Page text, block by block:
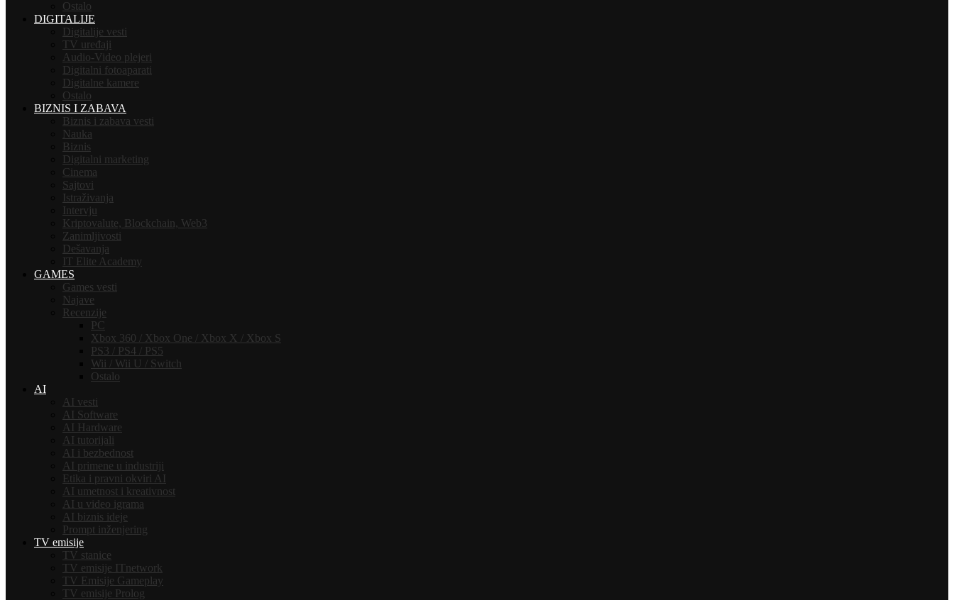
Ostalo
DIGITALIJE
Digitalije vesti
TV uređaji
Audio-Video plejeri
Digitalni fotoaparati
Digitalne kamere
Ostalo
BIZNIS I ZABAVA
Biznis i zabava vesti
Nauka
Biznis
Digitalni marketing
Cinema
Sajtovi
Istraživanja
Intervju
Kriptovalute, Blockchain, Web3
Zanimljivosti
Dešavanja
IT Elite Academy
GAMES
Games vesti
Najave
Recenzije
PC
Xbox 360 / Xbox One / Xbox X / Xbox S
PS3 / PS4 / PS5
Wii / Wii U / Switch
Ostalo
AI
AI vesti
AI Software
AI Hardware
AI tutorijali
AI i bezbednost
AI primene u industriji
Etika i pravni okviri AI
AI umetnost i kreativnost
AI u video igrama
AI biznis ideje
Prompt inženjering
TV emisije
TV stanice
TV emisije ITnetwork
TV Emisije Gameplay
TV emisije Prolog